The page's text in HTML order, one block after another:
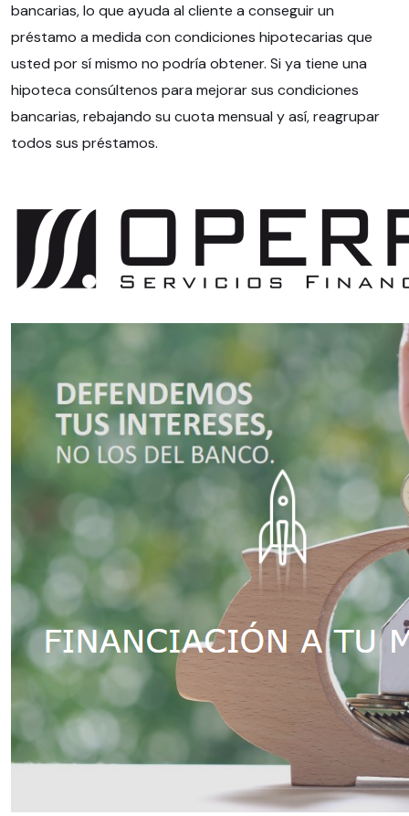
bancarias, lo que ayuda al cliente a conseguir un
préstamo a medida con condiciones hipotecarias que
usted por sí mismo no podría obtener. Si ya tiene una
hipoteca consúltenos para mejorar sus condiciones
bancarias, rebajando su cuota mensual y así, reagrupar
todos sus préstamos.